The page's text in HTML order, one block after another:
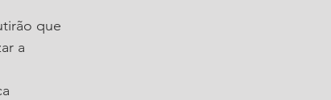
que
a